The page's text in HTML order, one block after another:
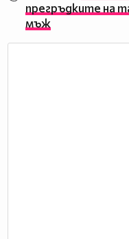
прегръдките на
мъж